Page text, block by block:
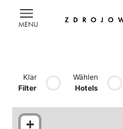
MENU
Klar
Filter
Wählen
Hotels
+